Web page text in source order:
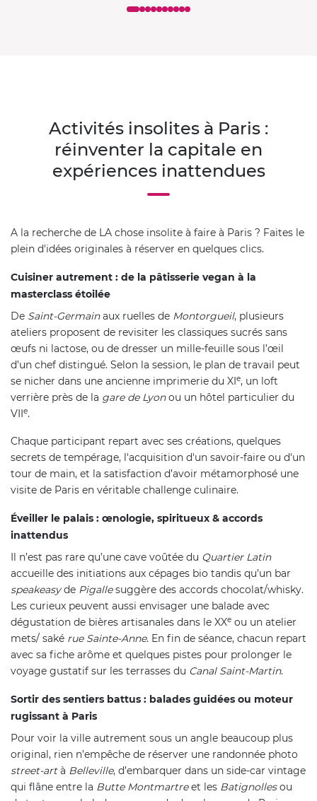
Activités insolites à Paris :
réinventer la capitale en
expériences inattendues
A la recherche de LA chose insolite à faire à Paris ? Faites le
plein d'idées originales à réserver en quelques clics.
Cuisiner autrement : de la pâtisserie vegan à la
masterclass étoilée
De Saint-Germainaux ruelles de Montorgueil, plusieurs
ateliers proposent de revisiter les classiques sucrés sans
œufs ni lactose, ou de dresser un mille-feuille sous l’œil
d’un chef distingué. Selon la session, le plan de travail peut
se nicher dans une ancienne imprimerie du XIe, un loft
verrière près de la gare de Lyonou un hôtel particulier du
VIIe.
Chaque participant repart avec ses créations, quelques
secrets de tempérage, l'acquisition d'un savoir-faire ou d'un
tour de main, et la satisfaction d’avoir métamorphosé une
visite de Paris en véritable challenge culinaire.
Éveiller le palais : œnologie, spiritueux & accords
inattendus
Il n’est pas rare qu’une cave voûtée du Quartier Latin
accueille des initiations aux cépages bio tandis qu’un bar
speakeasyde Pigallesuggère des accords chocolat/whisky.
Les curieux peuvent aussi envisager une balade avec
dégustation de bières artisanales dans le XXe ou un atelier
mets/ saké rue Sainte-Anne. En fin de séance, chacun repart
avec sa fiche arôme et quelques pistes pour prolonger le
voyage gustatif sur les terrasses du Canal Saint-Martin.
Sortir des sentiers battus : balades guidées ou moteur
rugissant à Paris
Pour voir la ville autrement sous un angle beaucoup plus
original, rien n’empêche de réserver une randonnée photo
street-artà Belleville, d’embarquer dans un side-car vintage
qui flâne entre la Butte Montmartreet les Batignollesou